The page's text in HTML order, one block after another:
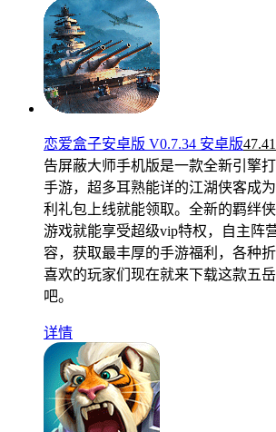
恋爱盒子安卓版 V0.7.34 安卓版
告屏蔽大师手机版是一款全新引擎
手游，超多耳熟能详的江湖侠客成
利礼包上线就能领取。全新的羁绊
游戏就能享受超级vip特权，自主阵
容，获取最丰厚的手游福利，各种
喜欢的玩家们现在就来下载这款五
吧。
详情